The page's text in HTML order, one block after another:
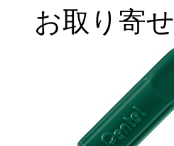
お取り寄せ